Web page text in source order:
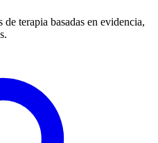
terapia basadas en evidencia,